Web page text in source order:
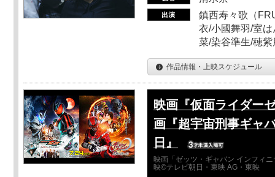
鎮西寿々歌（
衣/小國舞羽/室
菜/染谷準生/穂
作品情報・上映スケジュール
映画『仮面ライダー
画『超宇宙刑事ギャ
日』
映画「ゼッツ・ギャバン インフィ
映©テレビ朝日・東映 AG・東映